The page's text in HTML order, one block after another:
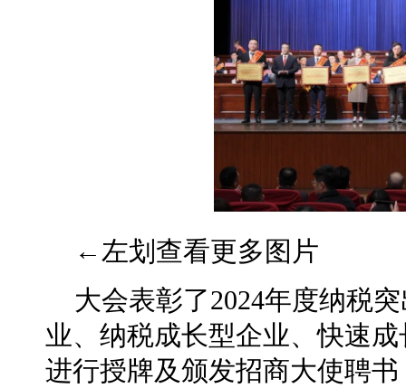
←左划查看更多图片
大会表彰了2024年度纳税
业、纳税成长型企业、快速
进行授牌及颁发招商大使聘